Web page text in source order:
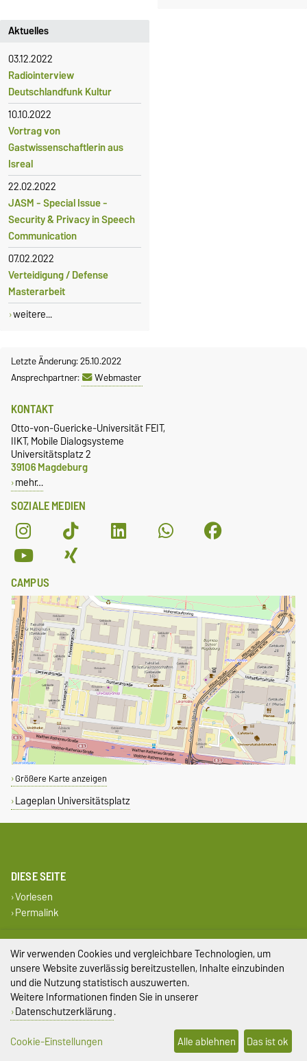
Aktuelles
03.12.2022
Radiointerview
Deutschlandfunk Kultur
10.10.2022
Vortrag von
Gastwissenschaftlerin aus
Isreal
22.02.2022
JASM - Special Issue -
Security & Privacy in Speech
Communication
07.02.2022
Verteidigung / Defense
Masterarbeit
weitere...
Letzte Änderung: 25.10.2022
Ansprechpartner:
Webmaster
SOZIALE MEDIEN
KONTAKT
Otto-von-Guericke-Universität FEIT,
IIKT, Mobile Dialogsysteme
Universitätsplatz 2
39106 Magdeburg
mehr…
CAMPUS
Größere Karte anzeigen
Lageplan Universitätsplatz
DIESE SEITE
Vorlesen
Permalink
Datenschutz
Barrierefreiheit
Cookie-Einstellungen
Wir verwenden Cookies und vergleichbare Technologien, um
unsere Website zuverlässig bereitzustellen, Inhalte einzubinden
und die Nutzung statistisch auszuwerten.
Weitere Informationen finden Sie in unserer
Datenschutzerklärung.
Cookie-Einstellungen
Alle ablehnen Das ist ok